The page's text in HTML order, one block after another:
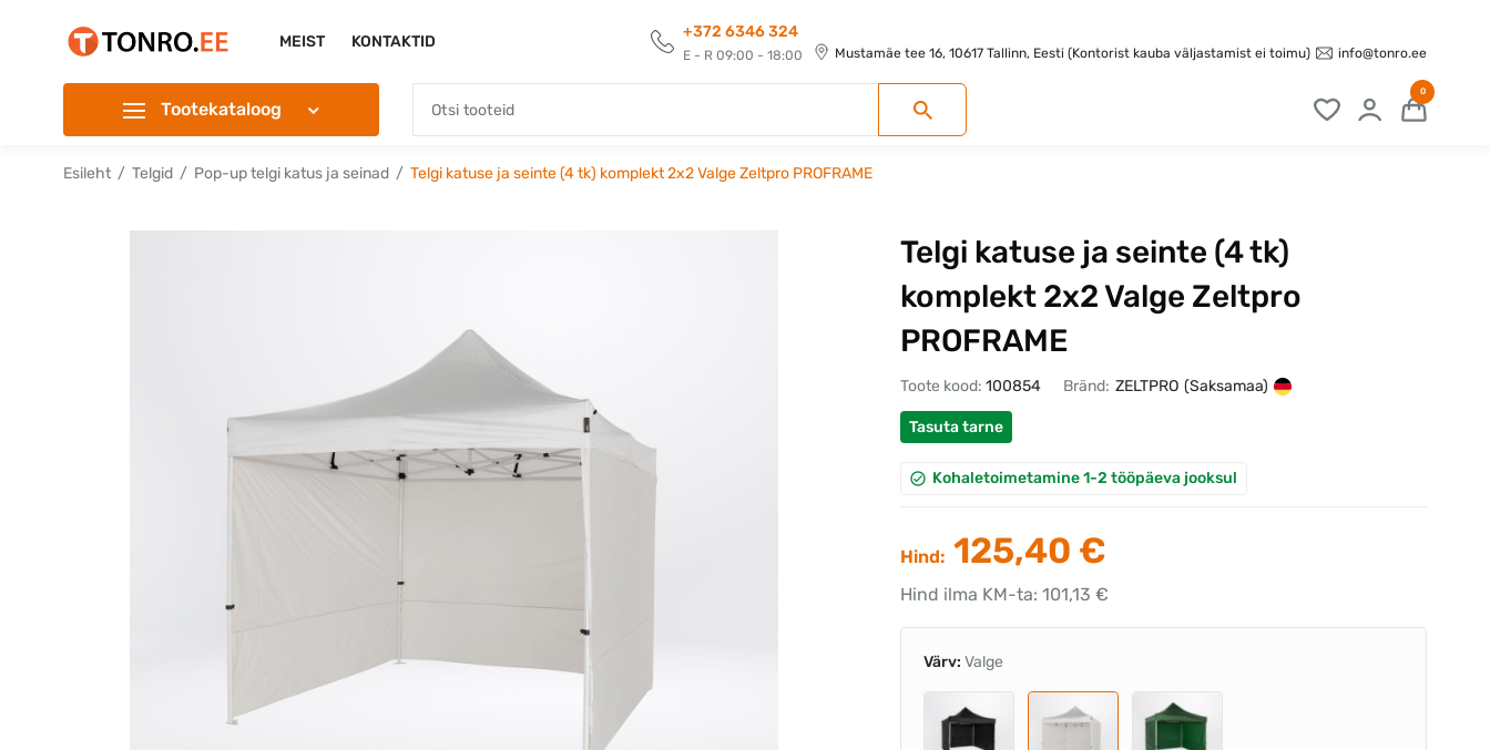
MEIST KONTAKTID
+372 6346 324
E - R 09:00 - 18:00 Mustamäe tee 16, 10617 Tallinn, Eesti (Kontorist kauba väljastamist ei toimu) info@tonro.ee
Tootekataloog
0
Esileht Telgid Pop-up telgi katus ja seinad Telgi katuse ja seinte (4 tk) komplekt 2x2 Valge Zeltpro PROFRAME
Telgi katuse ja seinte (4 tk)
komplekt 2x2 Valge Zeltpro
PROFRAME
Toote kood: 100854 Bränd: ZELTPRO (Saksamaa)
Tasuta tarne
Kohaletoimetamine 1-2 tööpäeva jooksul
Hind: 125,40 €
Hind ilma KM-ta: 101,13 €
Värv: Valge